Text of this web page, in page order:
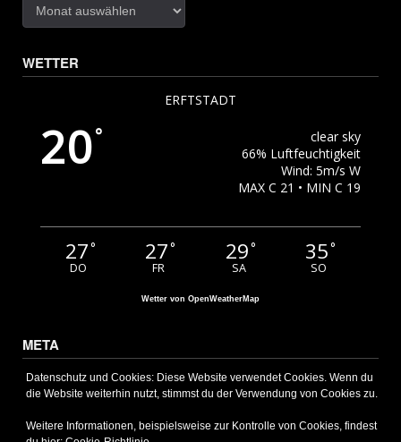
WETTER
ERFTSTADT
20°
clear sky
66% Luftfeuchtigkeit
Wind: 5m/s W
MAX C 21 • MIN C 19
27°
DO
27°
FR
29°
SA
35°
SO
Wetter von OpenWeatherMap
META
Anmelden
Eintrags-Feed
WordPress.org
Datenschutz und Cookies: Diese Website verwendet Cookies. Wenn du
die Website weiterhin nutzt, stimmst du der Verwendung von Cookies zu.
Weitere Informationen, beispielsweise zur Kontrolle von Cookies, findest